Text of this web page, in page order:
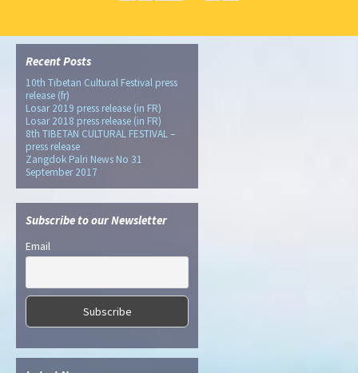
Recent Posts
10th Tibetan Cultural Festival press
release (fr)
Losar 2019 press release (in FR)
Losar 2018 press release (in FR)
8th TIBETAN CULTURAL FESTIVAL –
press release
Zangdok Palri News No 31
September 2017
Subscribe to our Newsletter
Email